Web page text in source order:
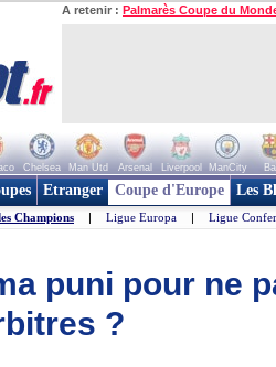
A retenir : Palmarès Coupe du
Chelsea Man Utd Arsenal Liverpool ManCity
Etranger Coupe d'Europe Les
Champions | Ligue Europa | Ligue
puni pour ne
?